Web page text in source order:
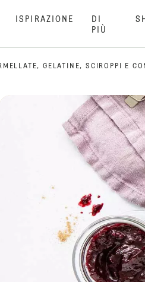
ISPIRAZIONE
DI
PIÙ
GELATINE, SCIROPPI E